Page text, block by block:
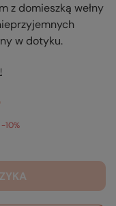
z domieszką wełny
w dotyku.
-10%